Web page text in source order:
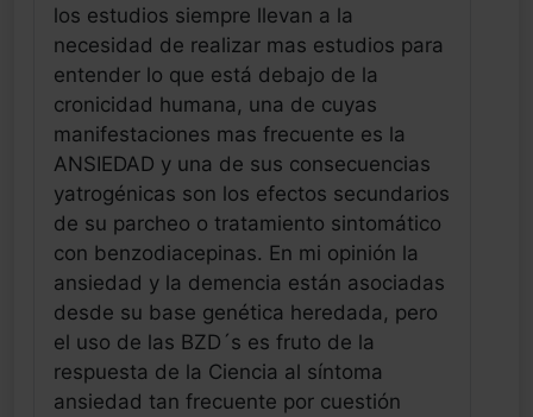
los estudios siempre llevan a la
necesidad de realizar mas estudios para
entender lo que está debajo de la
cronicidad humana, una de cuyas
manifestaciones mas frecuente es la
ANSIEDAD y una de sus consecuencias
yatrogénicas son los efectos secundarios
de su parcheo o tratamiento sintomático
con benzodiacepinas. En mi opinión la
ansiedad y la demencia están asociadas
desde su base genética heredada, pero
el uso de las BZD´s es fruto de la
respuesta de la Ciencia al síntoma
ansiedad tan frecuente por cuestión